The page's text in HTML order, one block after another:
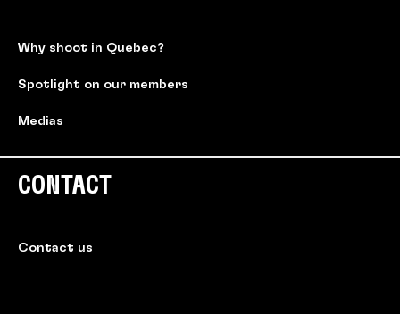
Why shoot in Quebec?
Spotlight on our members
Medias
CONTACT
Contact us